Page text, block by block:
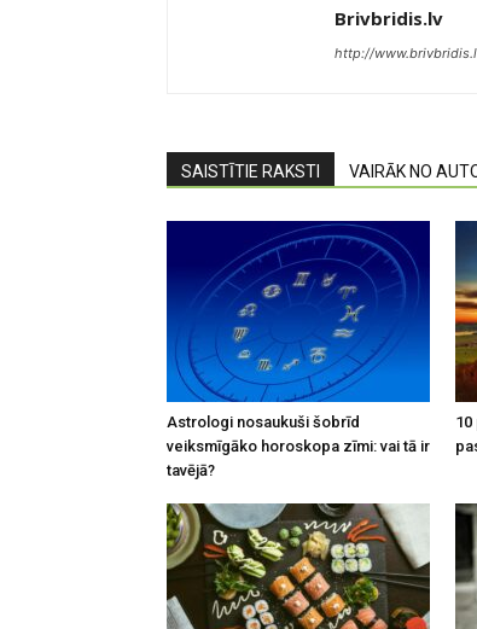
Brivbridis.lv
http://
SAISTĪTIE RAKSTI VAIRĀK NO
Astrologi nosaukuši šobrīd
veiksmīgāko horoskopa zīmi: vai tā ir
tavējā?
10